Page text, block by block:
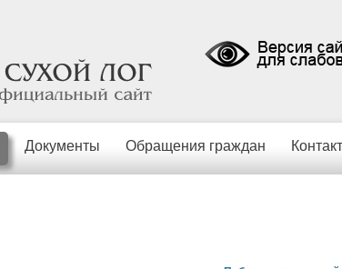
Документы Обращения граждан